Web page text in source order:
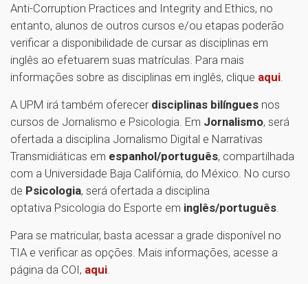
Anti-Corruption Practices and Integrity and Ethics, no
entanto, alunos de outros cursos e/ou etapas poderão
verificar a disponibilidade de cursar as disciplinas em
inglês ao efetuarem suas matrículas. Para mais
informações sobre as disciplinas em inglês, clique aqui
A UPM irá também oferecer disciplinas bilíngues nos
cursos de Jornalismo e Psicologia. Em Jornalismo, será
ofertada a disciplina Jornalismo Digital e Narrativas
Transmidiáticas em espanhol/português, compartilhada
com a Universidade Baja Califórnia, do México. No curso
de Psicologia, será ofertada a disciplina
optativa Psicologia do Esporte em inglês/português
Para se matricular, basta acessar a grade disponível no
TIA e verificar as opções. Mais informações, acesse a
página da COI, aqui